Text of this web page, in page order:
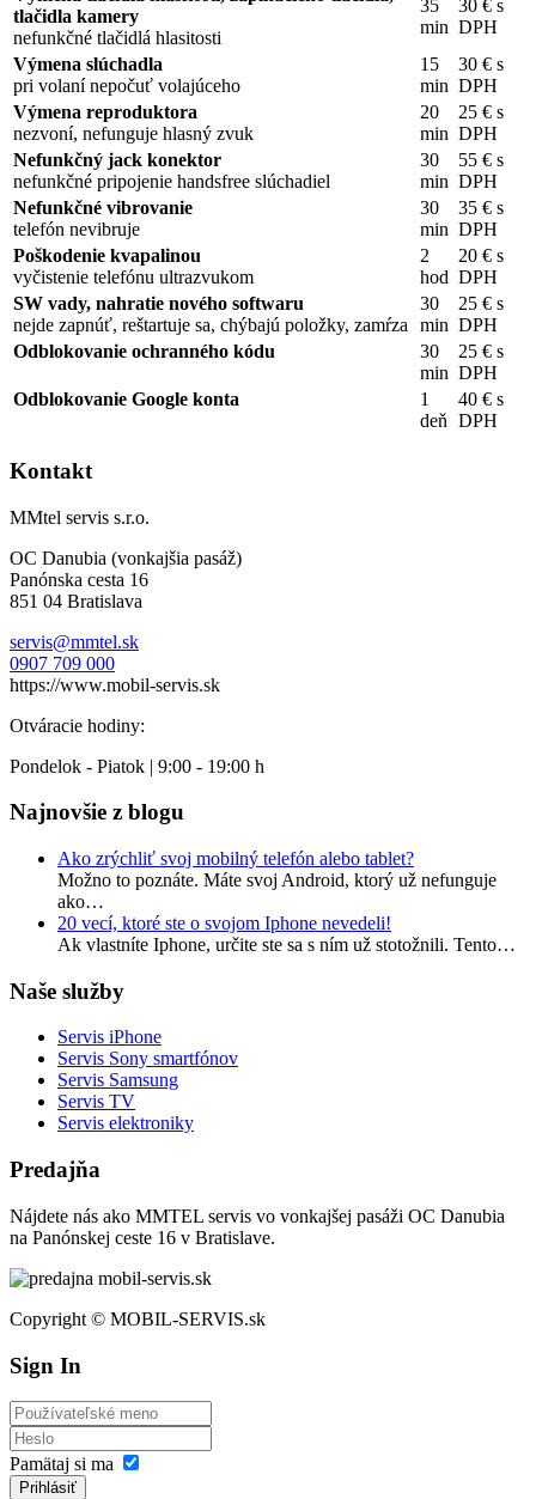
tlačidla kamery
nefunkčné tlačidlá hlasitosti
35
min
30 € s
DPH
Výmena slúchadla
pri volaní nepočuť volajúceho
15
min
30 € s
DPH
Výmena reproduktora
nezvoní, nefunguje hlasný zvuk
20
min
25 € s
DPH
Nefunkčný jack konektor
nefunkčné pripojenie handsfree slúchadiel
30
min
55 € s
DPH
Nefunkčné vibrovanie
telefón nevibruje
30
min
35 € s
DPH
Poškodenie kvapalinou
vyčistenie telefónu ultrazvukom
2
hod
20 € s
DPH
SW vady, nahratie nového softwaru
nejde zapnúť, reštartuje sa, chýbajú položky, zamŕza
30
min
25 € s
DPH
Odblokovanie ochranného kódu
30
min
25 € s
DPH
Odblokovanie Google konta
1
deň
40 € s
DPH
Kontakt
MMtel servis s.r.o.
OC Danubia (vonkajšia pasáž)
Panónska cesta 16
851 04 Bratislava
servis@mmtel.sk
0907 709 000
https://www.mobil-servis.sk
Otváracie hodiny:
Pondelok - Piatok | 9:00 - 19:00 h
Najnovšie z blogu
Ako zrýchliť svoj mobilný telefón alebo tablet?
Možno to poznáte. Máte svoj Android, ktorý už nefunguje
ako…
20 vecí, ktoré ste o svojom Iphone nevedeli!
Ak vlastníte Iphone, určite ste sa s ním už stotožnili. Tento…
Naše služby
Servis iPhone
Servis Sony smartfónov
Servis Samsung
Servis TV
Servis elektroniky
Predajňa
Nájdete nás ako MMTEL servis vo vonkajšej pasáži OC Danubia
na Panónskej ceste 16 v Bratislave.
Copyright © MOBIL-SERVIS.sk
Sign In
Pamätaj si ma
Prihlásiť